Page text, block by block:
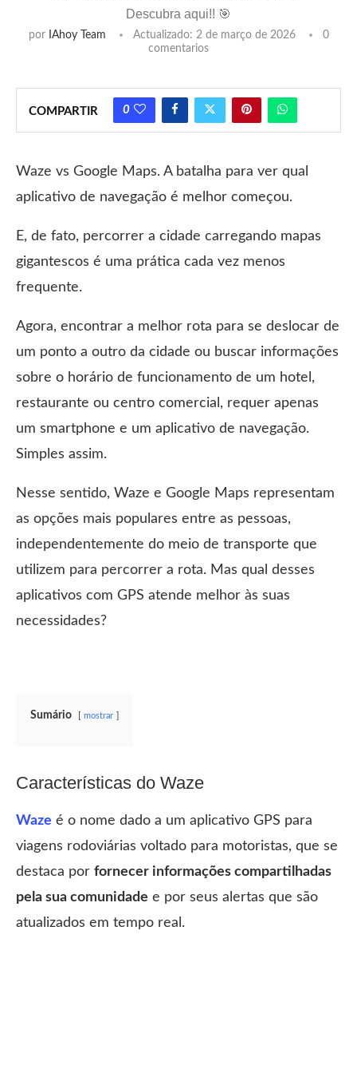
Descubra aqui!! 🎯
por IAhoy Team Actualizado: 2 de março de 2026
0
comentarios
COMPARTIR 0
Waze vs Google Maps. A batalha para ver qual
aplicativo de navegação é melhor começou.
E, de fato, percorrer a cidade carregando mapas
gigantescos é uma prática cada vez menos
frequente.
Agora, encontrar a melhor rota para se deslocar de
um ponto a outro da cidade ou buscar informações
sobre o horário de funcionamento de um hotel,
restaurante ou centro comercial, requer apenas
um smartphone e um aplicativo de navegação.
Simples assim.
Nesse sentido, Waze e Google Maps representam
as opções mais populares entre as pessoas,
independentemente do meio de transporte que
utilizem para percorrer a rota. Mas qual desses
aplicativos com GPS atende melhor às suas
necessidades?
Sumário mostrar
Características do Waze
Waze é o nome dado a um aplicativo GPS para
viagens rodoviárias voltado para motoristas, que se
destaca por fornecer informações compartilhadas
pela sua comunidade e por seus alertas que são
atualizados em tempo real.